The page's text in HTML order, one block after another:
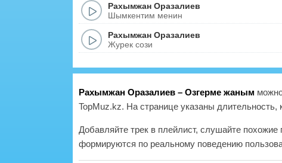
Рахымжан Оразалиев
Шымкентим менин
Рахымжан Оразалиев
Журек сози
Рахымжан Оразалиев – Озгерме жаным
TopMuz.kz. На странице указаны длительность,
Добавляйте трек в плейлист, слушайте
формируются по реальному поведению